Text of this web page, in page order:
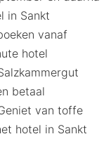
in Sankt
vanaf
hotel
betaal
van toffe
hotel in Sankt